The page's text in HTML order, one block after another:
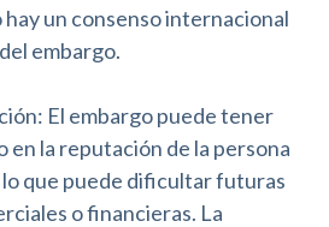
un consenso internacional
embargo.
El embargo puede tener
en la reputación de la persona
que puede dificultar futuras
o financieras. La